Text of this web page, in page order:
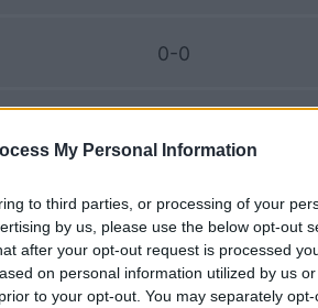
My Personal Information
to third parties, or processing of your
by us, please use the below opt-out
after your opt-out request is processed
on personal information utilized by us
to your opt-out. You may separately
0-0
3-1
0-0